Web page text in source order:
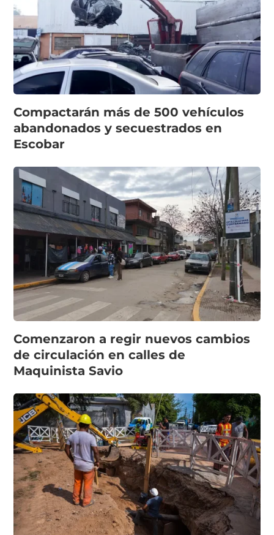
Compactarán más de 500 vehículos
abandonados y secuestrados en
Escobar
Comenzaron a regir nuevos cambios
de circulación en calles de
Maquinista Savio